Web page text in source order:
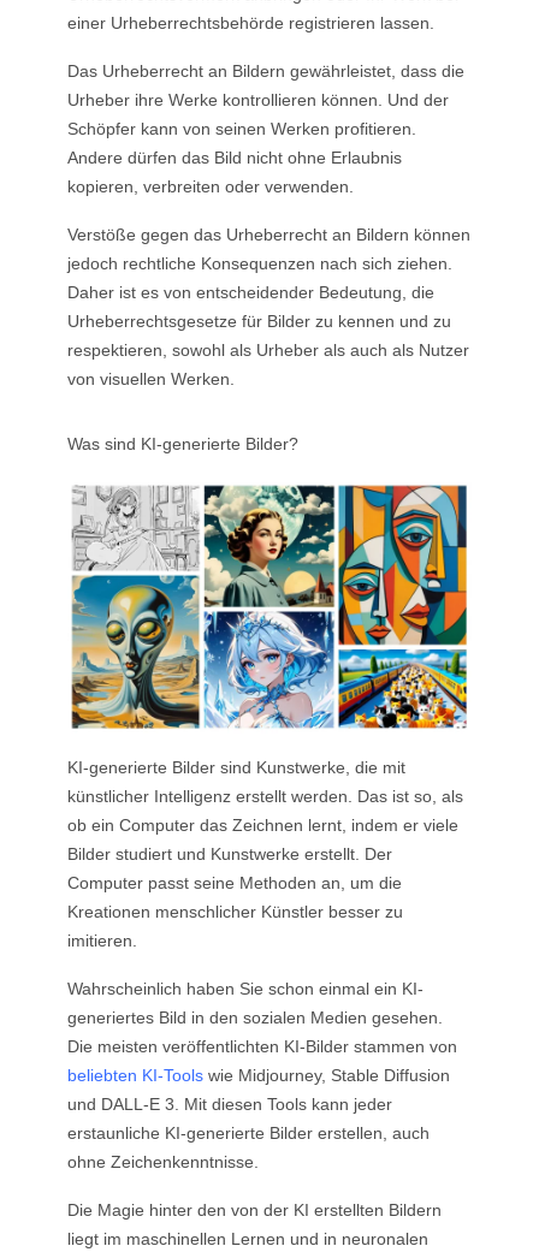
einer Urheberrechtsbehörde registrieren lassen.
Das Urheberrecht an Bildern gewährleistet, dass die
Urheber ihre Werke kontrollieren können. Und der
Schöpfer kann von seinen Werken profitieren.
Andere dürfen das Bild nicht ohne Erlaubnis
kopieren, verbreiten oder verwenden.
Verstöße gegen das Urheberrecht an Bildern können
jedoch rechtliche Konsequenzen nach sich ziehen.
Daher ist es von entscheidender Bedeutung, die
Urheberrechtsgesetze für Bilder zu kennen und zu
respektieren, sowohl als Urheber als auch als Nutzer
von visuellen Werken.
Was sind KI-generierte Bilder?
KI-generierte Bilder sind Kunstwerke, die mit
künstlicher Intelligenz erstellt werden. Das ist so, als
ob ein Computer das Zeichnen lernt, indem er viele
Bilder studiert und Kunstwerke erstellt. Der
Computer passt seine Methoden an, um die
Kreationen menschlicher Künstler besser zu
imitieren.
Wahrscheinlich haben Sie schon einmal ein KI-
generiertes Bild in den sozialen Medien gesehen.
Die meisten veröffentlichten KI-Bilder stammen von
beliebten KI-Tools wie Midjourney, Stable Diffusion
und DALL-E 3. Mit diesen Tools kann jeder
erstaunliche KI-generierte Bilder erstellen, auch
ohne Zeichenkenntnisse.
Die Magie hinter den von der KI erstellten Bildern
liegt im maschinellen Lernen und in neuronalen